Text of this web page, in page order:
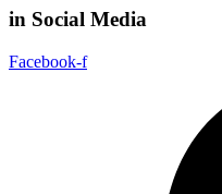
in Social Media
Facebook-f